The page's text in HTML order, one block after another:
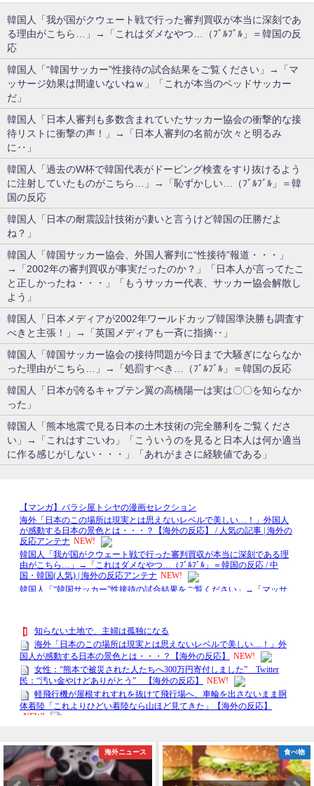
韓国人「我が国がクウェート戦で行った審判買収が本当に深刻であ
る理由がこちら…」→「これはダメなやつ…（ﾌﾞﾙﾌﾞﾙ」＝韓国の反
応
韓国人「“韓国サッカー”性接待の試合結果をご覧ください」→「マ
ッサージ効果は間違いないねｗ」「これが本当のベッドサッカー
だ」
韓国人「日本人審判も多数含まれていたサッカー協会の衝撃的な接
待リストに衝撃の声！」→「日本人審判の名前が次々と明るみ
に‥」
韓国人「過去のW杯で韓国代表がドーピング検査をすり抜けるよう
に注射していたものがこちら…」→「恥ずかしい…（ﾌﾞﾙﾌﾞﾙ」＝韓
国の反応
韓国人「日本の耐震設計技術が凄いと言うけど韓国の圧勝だよ
ね？」
韓国人「韓国サッカー協会、外国人審判に“性接待”報道・・・」
→「2002年の審判買収が事実だったのか？」「日本人が言ってたこ
と正しかったね・・・」「もうサッカー代表、サッカー協会解散し
よう」
韓国人「日本メディアが2002年ワールドカップ韓国準決勝も調査す
べきと主張！」→「英国メディアも一斉に指摘‥」
韓国人「韓国サッカー協会の接待問題が今日まで大騒ぎにならなか
った理由がこちら…」→「処罰すべき…（ﾌﾞﾙﾌﾞﾙ」＝韓国の反応
韓国人「日本が誇るキャプテン翼の高橋陽一は実は〇〇を知らなか
った」
韓国人「熊本地震で見る日本の土木技術の完全勝利をご覧くださ
い」→「これはすごいわ」「こういうのを見ると日本人は何か適当
に作る感じがしない・・・」「あれがまさに経験値である」
海外ニュース 食べ物